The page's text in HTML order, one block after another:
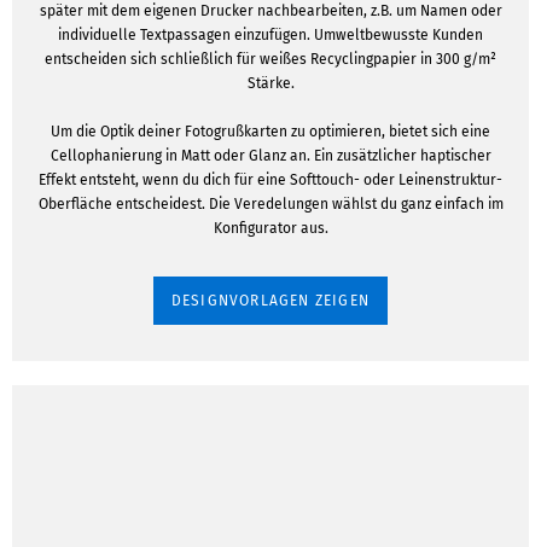
später mit dem eigenen Drucker nachbearbeiten, z.B. um Namen oder
individuelle Textpassagen einzufügen. Umweltbewusste Kunden
entscheiden sich schließlich für weißes Recyclingpapier in 300 g/m²
Stärke.
Um die Optik deiner Fotogrußkarten zu optimieren, bietet sich eine
Cellophanierung in Matt oder Glanz an. Ein zusätzlicher haptischer
Effekt entsteht, wenn du dich für eine Softtouch- oder Leinenstruktur-
Oberfläche entscheidest. Die Veredelungen wählst du ganz einfach im
Konfigurator aus.
DESIGNVORLAGEN ZEIGEN